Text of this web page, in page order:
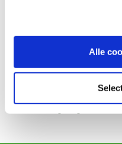
Alle
Baptist maakt gebruik
onafhankelijke
genomen om ervoor te
beoordelingen gaat.